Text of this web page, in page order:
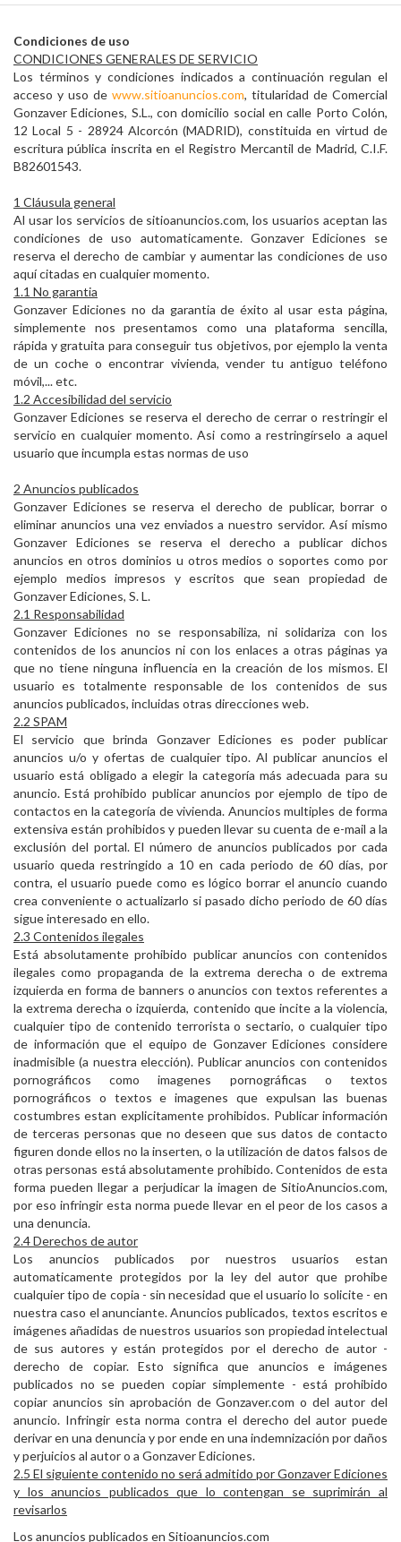
Condiciones de uso
CONDICIONES GENERALES DE SERVICIO
Los términos y condiciones indicados a continuación regulan el
acceso y uso de www.sitioanuncios.com, titularidad de Comercial
Gonzaver Ediciones, S.L., con domicilio social en calle Porto Colón,
12 Local 5 - 28924 Alcorcón (MADRID), constituida en virtud de
escritura pública inscrita en el Registro Mercantil de Madrid, C.I.F.
B82601543.
1 Cláusula general
Al usar los servicios de sitioanuncios.com, los usuarios aceptan las
condiciones de uso automaticamente. Gonzaver Ediciones se
reserva el derecho de cambiar y aumentar las condiciones de uso
aquí citadas en cualquier momento.
1.1 No garantia
Gonzaver Ediciones no da garantia de éxito al usar esta página,
simplemente nos presentamos como una plataforma sencilla,
rápida y gratuita para conseguir tus objetivos, por ejemplo la venta
de un coche o encontrar vivienda, vender tu antiguo teléfono
móvil,... etc.
1.2 Accesibilidad del servicio
Gonzaver Ediciones se reserva el derecho de cerrar o restringir el
servicio en cualquier momento. Asi como a restringírselo a aquel
usuario que incumpla estas normas de uso
2 Anuncios publicados
Gonzaver Ediciones se reserva el derecho de publicar, borrar o
eliminar anuncios una vez enviados a nuestro servidor. Así mismo
Gonzaver Ediciones se reserva el derecho a publicar dichos
anuncios en otros dominios u otros medios o soportes como por
ejemplo medios impresos y escritos que sean propiedad de
Gonzaver Ediciones, S. L.
2.1 Responsabilidad
Gonzaver Ediciones no se responsabiliza, ni solidariza con los
contenidos de los anuncios ni con los enlaces a otras páginas ya
que no tiene ninguna influencia en la creación de los mismos. El
usuario es totalmente responsable de los contenidos de sus
anuncios publicados, incluidas otras direcciones web.
2.2 SPAM
El servicio que brinda Gonzaver Ediciones es poder publicar
anuncios u/o y ofertas de cualquier tipo. Al publicar anuncios el
usuario está obligado a elegir la categoría más adecuada para su
anuncio. Está prohibido publicar anuncios por ejemplo de tipo de
contactos en la categoría de vivienda. Anuncios multiples de forma
extensiva están prohibidos y pueden llevar su cuenta de e-mail a la
exclusión del portal. El número de anuncios publicados por cada
usuario queda restringido a 10 en cada periodo de 60 días, por
contra, el usuario puede como es lógico borrar el anuncio cuando
crea conveniente o actualizarlo si pasado dicho periodo de 60 días
sigue interesado en ello.
2.3 Contenidos ilegales
Está absolutamente prohibido publicar anuncios con contenidos
ilegales como propaganda de la extrema derecha o de extrema
izquierda en forma de banners o anuncios con textos referentes a
la extrema derecha o izquierda, contenido que incite a la violencia,
cualquier tipo de contenido terrorista o sectario, o cualquier tipo
de información que el equipo de Gonzaver Ediciones considere
inadmisible (a nuestra elección). Publicar anuncios con contenidos
pornográficos como imagenes pornográficas o textos
pornográficos o textos e imagenes que expulsan las buenas
costumbres estan explicitamente prohibidos. Publicar información
de terceras personas que no deseen que sus datos de contacto
figuren donde ellos no la inserten, o la utilización de datos falsos de
otras personas está absolutamente prohibido. Contenidos de esta
forma pueden llegar a perjudicar la imagen de SitioAnuncios.com,
por eso infringir esta norma puede llevar en el peor de los casos a
una denuncia.
2.4 Derechos de autor
Los anuncios publicados por nuestros usuarios estan
automaticamente protegidos por la ley del autor que prohibe
cualquier tipo de copia - sin necesidad que el usuario lo solicite - en
nuestra caso el anunciante. Anuncios publicados, textos escritos e
imágenes añadidas de nuestros usuarios son propiedad intelectual
de sus autores y están protegidos por el derecho de autor -
derecho de copiar. Esto significa que anuncios e imágenes
publicados no se pueden copiar simplemente - está prohibido
copiar anuncios sin aprobación de Gonzaver.com o del autor del
anuncio. Infringir esta norma contra el derecho del autor puede
derivar en una denuncia y por ende en una indemnización por daños
y perjuicios al autor o a Gonzaver Ediciones.
2.5 El siguiente contenido no será admitido por Gonzaver Ediciones
y los anuncios publicados que lo contengan se suprimirán al
revisarlos
Los anuncios publicados en Sitioanuncios.com